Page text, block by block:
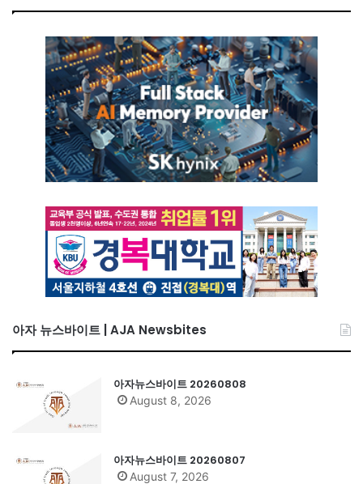
아자 뉴스바이트 | AJA Newsbites
아자뉴스바이트 20260808
August 8, 2026
아자뉴스바이트 20260807
August 7, 2026